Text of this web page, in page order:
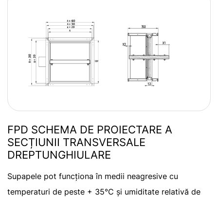
FPD SCHEMA DE PROIECTARE A
SECȚIUNII TRANSVERSALE
DREPTUNGHIULARE
Supapele pot funcționa în medii neagresive cu
temperaturi de peste + 35°C și umiditate relativă de